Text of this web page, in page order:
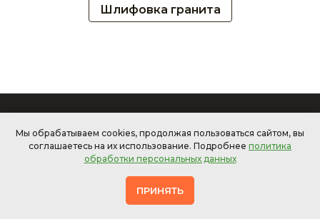
Шлифовка гранита
ПОДАРОК!
Юридическим лицам при оформлении заказа
на постоянное обслуживание
Мы обрабатываем cookies, продолжая пользоваться сайтом, вы
соглашаетесь на их использование. Подробнее политика
обработки персональных данных
ПРИНЯТЬ